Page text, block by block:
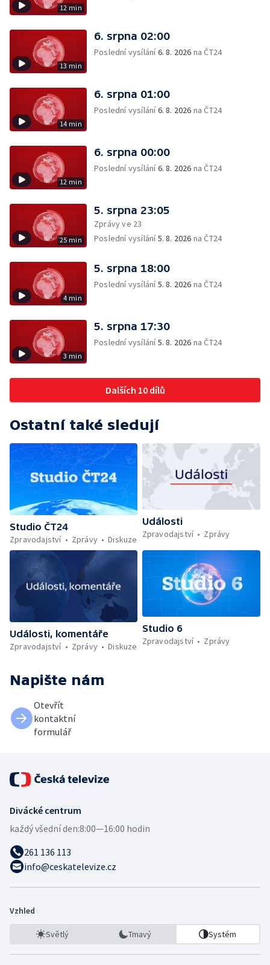
12 min
13 min
6. srpna 02:00
Poslední vysílání6. 8. 2026 na ČT24
14 min
6. srpna 01:00
Poslední vysílání6. 8. 2026 na ČT24
12 min
6. srpna 00:00
Poslední vysílání6. 8. 2026 na ČT24
25 min
5. srpna 23:05
Zprávy ve 23
Poslední vysílání5. 8. 2026 na ČT24
4 min
5. srpna 18:00
Poslední vysílání5. 8. 2026 na ČT24
3 min
5. srpna 17:30
Poslední vysílání5. 8. 2026 na ČT24
Dalších 10 dílů
Ostatní také sledují
Studio ČT24
Zpravodajství
Zprávy Diskuze
Události
Zpravodajství
Zprávy
Události, komentáře
Zpravodajství
Zprávy Diskuze
Studio 6
Zpravodajství
Zprávy
Napište nám
Otevřít
kontaktní
formulář
Divácké centrum
každý všední den:8:00—16:00 hodin
261 136 113
info@ceskatelevize.cz
Vzhled
Světlý Tmavý Systém